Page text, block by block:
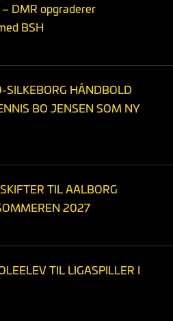
DMR opgraderer
BSH
SILKEBORG HÅNDBOLD
BO JENSEN SOM NY
TIL AALBORG
2027
TIL LIGASPILLER I